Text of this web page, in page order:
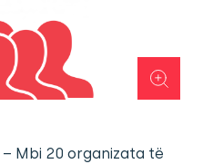
– Mbi 20 organizata të